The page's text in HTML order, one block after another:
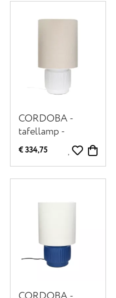
CORDOBA -
tafellamp -
terracotta / stof -
DIA 32,5 cm x H
56,5 cm - wit
€ 334,75